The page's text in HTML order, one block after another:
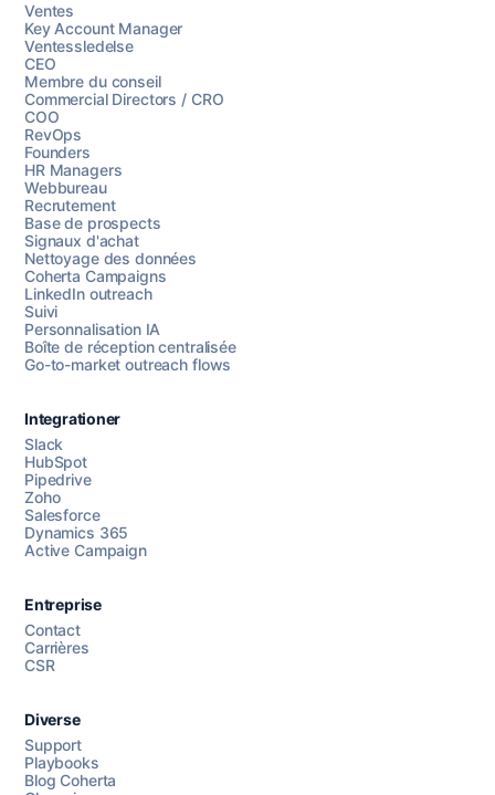
Chattez avec nous
Ventes
Key Account Manager
Ventessledelse
CEO
Membre du conseil
Commercial Directors / CRO
COO
RevOps
Founders
HR Managers
Webbureau
Recrutement
Base de prospects
Signaux d'achat
Nettoyage des données
Coherta Campaigns
LinkedIn outreach
Suivi
Personnalisation IA
Boîte de réception centralisée
Go-to-market outreach flows
Integrationer
Slack
HubSpot
Pipedrive
Zoho
Salesforce
Dynamics 365
Active Campaign
Entreprise
Contact
Carrières
CSR
Diverse
Support
Playbooks
Blog Coherta